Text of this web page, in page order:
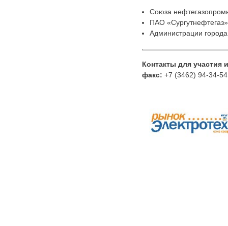
Союза
ПАО
Администрации
Контакты для участия
факс: +7 (3462) 94-34-